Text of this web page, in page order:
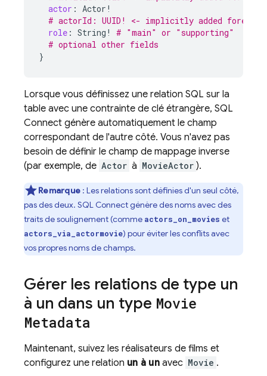
actor : Actor !
# actorId: UUID! <- implicitly added foreign
role : String !
# "main" or "supporting"
# optional other fields
}
Lorsque vous définissez une relation SQL sur la
table avec une contrainte de clé étrangère, SQL
Connect génère automatiquement le champ
correspondant de l'autre côté. Vous n'avez pas
besoin de définir le champ de mappage inverse
(par exemple, de Actor à MovieActor ).
Remarque : Les relations sont définies d'un seul côté,
pas des deux. SQL Connectgénère des noms avec des
traits de soulignement (comme actors_on_movies et
actors_via_actormovie) pour éviter les conflits avec
vos propres noms de champs.
Gérer les relations de type un
à un dans un type Movie
Metadata
Maintenant, suivez les réalisateurs de films et
configurez une relation un à unavec Movie .